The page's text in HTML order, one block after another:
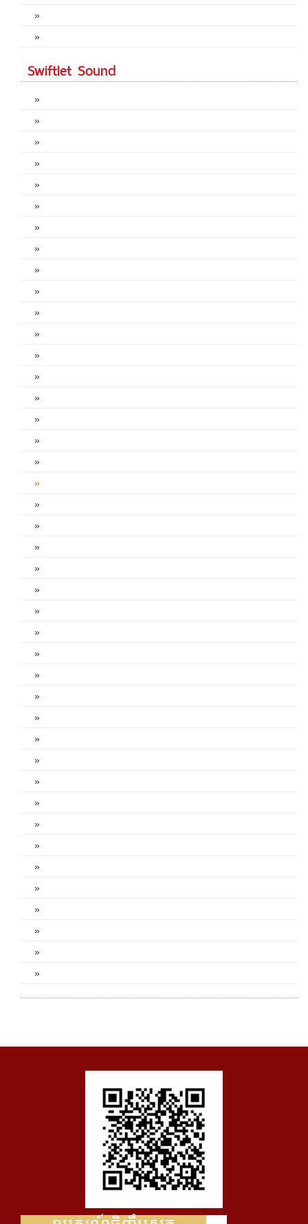
»
»
Swiftlet Sound
»
»
»
»
»
»
»
»
»
»
»
»
»
»
»
»
»
»
»
»
»
»
»
»
»
»
»
»
»
»
»
»
»
»
»
»
»
»
»
»
»
»